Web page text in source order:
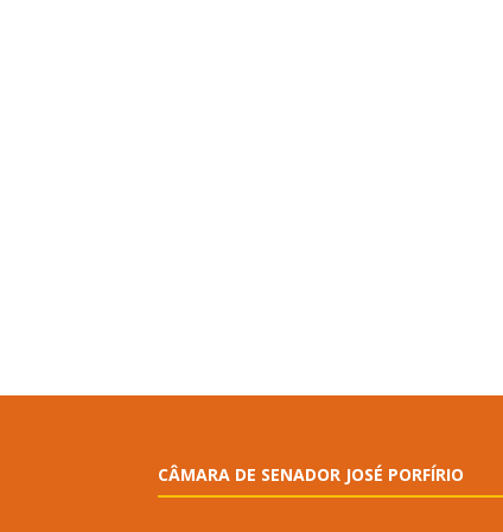
CÂMARA DE SENADOR JOSÉ PORFÍRIO